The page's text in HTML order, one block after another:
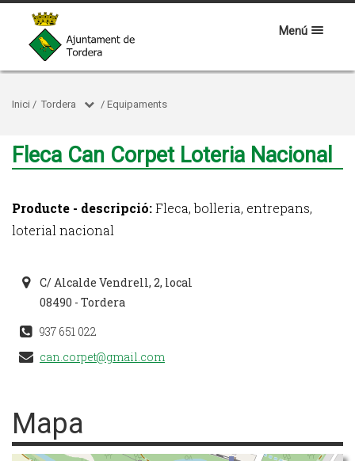
Menú
Inici / Tordera / Equipaments
Fleca Can Corpet Loteria Nacional
Producte - descripció:Fleca, bolleria, entrepans,
loterial nacional
C/ Alcalde Vendrell, 2, local
08490 - Tordera
937 651 022
can.corpet@gmail.com
Mapa